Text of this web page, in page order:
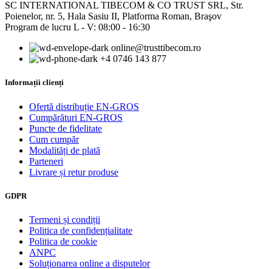
SC INTERNATIONAL TIBECOM & CO TRUST SRL, Str.
Poienelor, nr. 5, Hala Sasiu II, Platforma Roman, Braşov
Program de lucru L - V: 08:00 - 16:30
online@trusttibecom.ro
+4 0746 143 877
Informații clienți
Ofertă distribuție EN-GROS
Cumpărături EN-GROS
Puncte de fidelitate
Cum cumpăr
Modalități de plată
Parteneri
Livrare și retur produse
GDPR
Termeni și condiții
Politica de confidențialitate
Politica de cookie
ANPC
Soluționarea online a disputelor